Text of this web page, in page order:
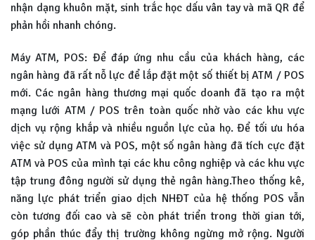
nhận dạng khuôn mặt, sinh trắc học dấu vân tay và mã QR để
phản hồi nhanh chóng.
Máy ATM, POS: Để đáp ứng nhu cầu của khách hàng, các
ngân hàng đã rất nỗ lực để lắp đặt một số thiết bị ATM / POS
mới. Các ngân hàng thương mại quốc doanh đã tạo ra một
mạng lưới ATM / POS trên toàn quốc nhờ vào các khu vực
dịch vụ rộng khắp và nhiều nguồn lực của họ. Để tối ưu hóa
việc sử dụng ATM và POS, một số ngân hàng đã tích cực đặt
ATM và POS của mình tại các khu công nghiệp và các khu vực
tập trung đông người sử dụng thẻ ngân hàng.Theo thống kê,
năng lực phát triển giao dịch NHĐT của hệ thống POS vẫn
còn tương đối cao và sẽ còn phát triển trong thời gian tới,
góp phần thúc đẩy thị trường không ngừng mở rộng. Người